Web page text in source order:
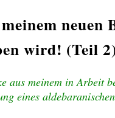
neuen
wird! (Teil
aus meinem in Arbeit
eines aldebaranischen